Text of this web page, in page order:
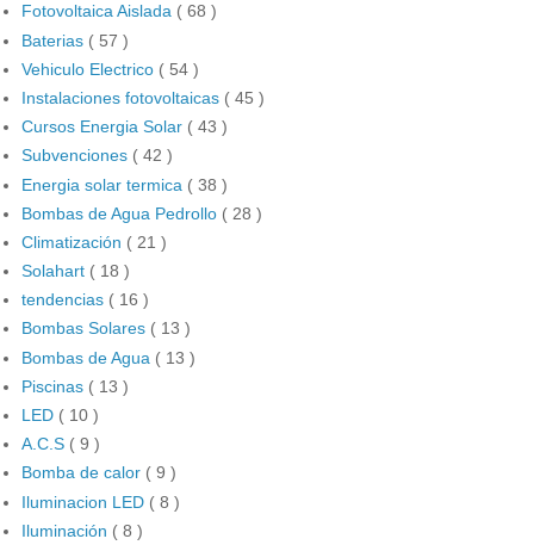
Fotovoltaica Aislada ( 68 )
Baterias ( 57 )
Vehiculo Electrico ( 54 )
Instalaciones fotovoltaicas ( 45 )
Cursos Energia Solar ( 43 )
Subvenciones ( 42 )
Energia solar termica ( 38 )
Bombas de Agua Pedrollo ( 28 )
Climatización ( 21 )
Solahart ( 18 )
tendencias ( 16 )
Bombas Solares ( 13 )
Bombas de Agua ( 13 )
Piscinas ( 13 )
LED ( 10 )
A.C.S ( 9 )
Bomba de calor ( 9 )
Iluminacion LED ( 8 )
Iluminación ( 8 )